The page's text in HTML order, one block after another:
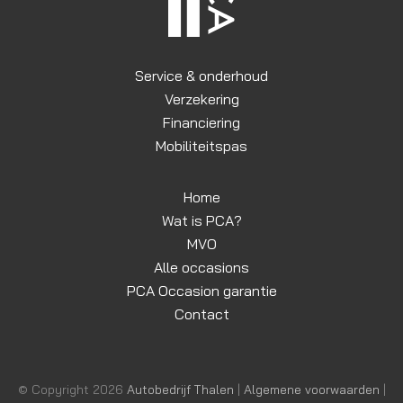
Service & onderhoud
Verzekering
Financiering
Mobiliteitspas
Home
Wat is PCA?
MVO
Alle occasions
PCA Occasion garantie
Contact
© Copyright 2026 Autobedrijf Thalen | Algemene voorwaarden |